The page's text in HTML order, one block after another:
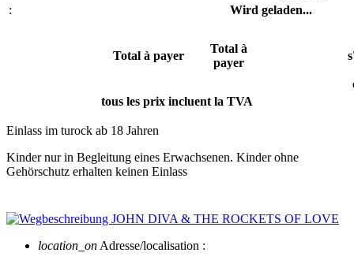
:
Wird geladen...
Total à payer
Total à
payer
tous les prix incluent la TVA
Einlass im turock ab 18 Jahren
Kinder nur in Begleitung eines Erwachsenen. Kinder ohne
Gehörschutz erhalten keinen Einlass
location_on Adresse/localisation :